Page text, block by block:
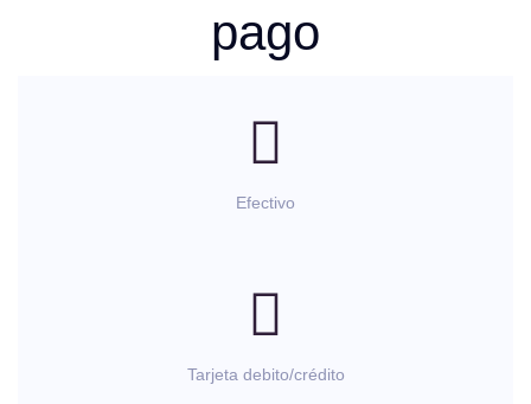
pago
Efectivo
Tarjeta debito/crédito